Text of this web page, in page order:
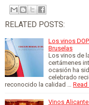
RELATED POSTS:
Los vinos
Bruselas
Los vinos de
certámenes
ocasión ha
celebrado
reconocido la calidad …
Vinos